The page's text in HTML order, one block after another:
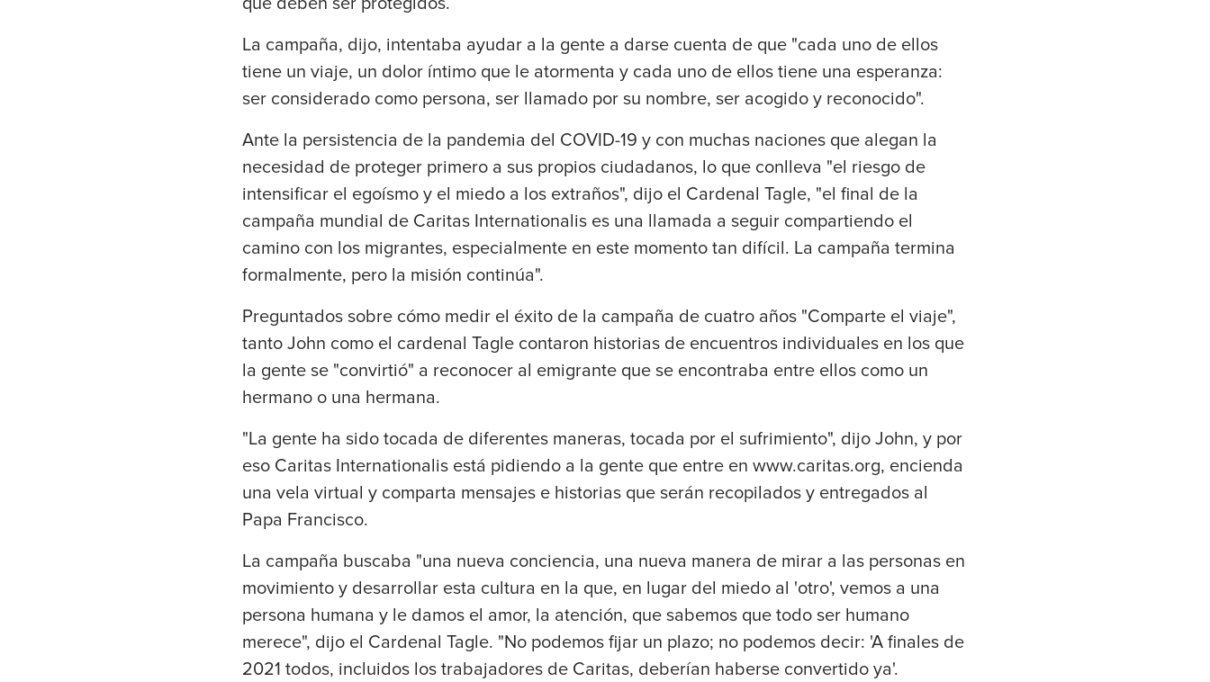
La campaña, dijo, intentaba ayudar a la gente a darse cuenta de que "cada uno de ellos
tiene un viaje, un dolor íntimo que le atormenta y cada uno de ellos tiene una esperanza:
ser considerado como persona, ser llamado por su nombre, ser acogido y reconocido".
Ante la persistencia de la pandemia del COVID-19 y con muchas naciones que alegan la
necesidad de proteger primero a sus propios ciudadanos, lo que conlleva "el riesgo de
intensificar el egoísmo y el miedo a los extraños", dijo el Cardenal Tagle, "el final de la
campaña mundial de Caritas Internationalis es una llamada a seguir compartiendo el
camino con los migrantes, especialmente en este momento tan difícil. La campaña termina
formalmente, pero la misión continúa".
Preguntados sobre cómo medir el éxito de la campaña de cuatro años "Comparte el viaje",
tanto John como el cardenal Tagle contaron historias de encuentros individuales en los que
la gente se "convirtió" a reconocer al emigrante que se encontraba entre ellos como un
hermano o una hermana.
"La gente ha sido tocada de diferentes maneras, tocada por el sufrimiento", dijo John, y por
eso Caritas Internationalis está pidiendo a la gente que entre en www.caritas.org, encienda
una vela virtual y comparta mensajes e historias que serán recopilados y entregados al
Papa Francisco.
La campaña buscaba "una nueva conciencia, una nueva manera de mirar a las personas en
movimiento y desarrollar esta cultura en la que, en lugar del miedo al 'otro', vemos a una
persona humana y le damos el amor, la atención, que sabemos que todo ser humano
merece", dijo el Cardenal Tagle. "No podemos fijar un plazo; no podemos decir: 'A finales de
2021 todos, incluidos los trabajadores de Caritas, deberían haberse convertido ya'.